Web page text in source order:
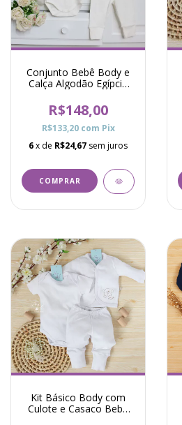
Conjunto Bebê Body e
Calça Algodão Egípcio
R$148,00
R$133,20 com Pix
6x de R$24,67 sem juros
COMPRAR
Kit Básico Body com
Culote e Casaco Bebê